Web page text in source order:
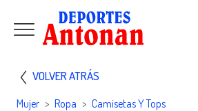
VOLVER ATRÁS
Mujer Ropa
Camisetas Y Tops